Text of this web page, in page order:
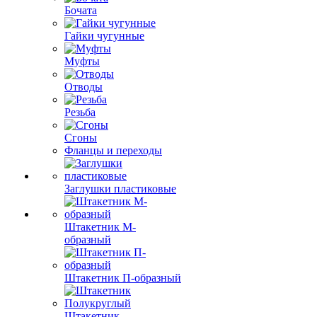
Бочата
Гайки чугунные
Муфты
Отводы
Резьба
Сгоны
Фланцы и переходы
Заглушки пластиковые
Штакетник М-
образный
Штакетник П-образный